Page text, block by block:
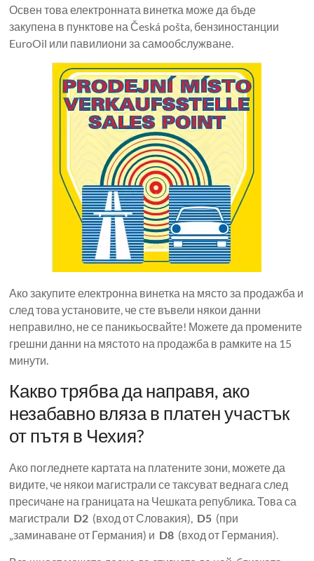
Освен това електронната винетка може да бъде
закупена в пунктове на Česká pošta, бензиностанции
EuroOil или павилиони за самообслужване.
Ако закупите електронна винетка на място за продажба и
след това установите, че сте въвели някои данни
неправилно, не се паникьосвайте! Можете да промените
грешни данни на мястото на продажба в рамките на 15
минути.
Какво трябва да направя, ако
незабавно вляза в платен участък
от пътя в Чехия?
Ако погледнете картата на платените зони, можете да
видите, че някои магистрали се таксуват веднага след
пресичане на границата на Чешката република. Това са
магистрали D2 (вход от Словакия), D5 (при
„заминаване от Германия) и D8 (вход от Германия).